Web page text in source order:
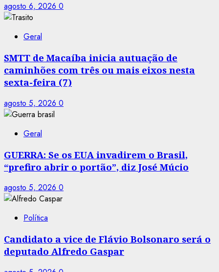
agosto 6, 2026 0
Geral
SMTT de Macaíba inicia autuação de
caminhões com três ou mais eixos nesta
sexta-feira (7)
agosto 5, 2026 0
Geral
GUERRA: Se os EUA invadirem o Brasil,
“prefiro abrir o portão”, diz José Múcio
agosto 5, 2026 0
Política
Candidato a vice de Flávio Bolsonaro será o
deputado Alfredo Gaspar